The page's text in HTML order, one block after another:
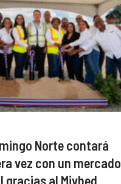
Norte contará
vez con un mercado
gracias al Mivhed